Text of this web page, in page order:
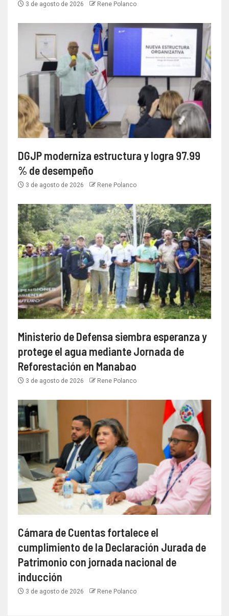
3 de agosto de 2026 Rene Polanco
DGJP moderniza estructura y logra 97.99
% de desempeño
3 de agosto de 2026 Rene Polanco
Ministerio de Defensa siembra esperanza y
protege el agua mediante Jornada de
Reforestación en Manabao
3 de agosto de 2026 Rene Polanco
Cámara de Cuentas fortalece el
cumplimiento de la Declaración Jurada de
Patrimonio con jornada nacional de
inducción
3 de agosto de 2026 Rene Polanco